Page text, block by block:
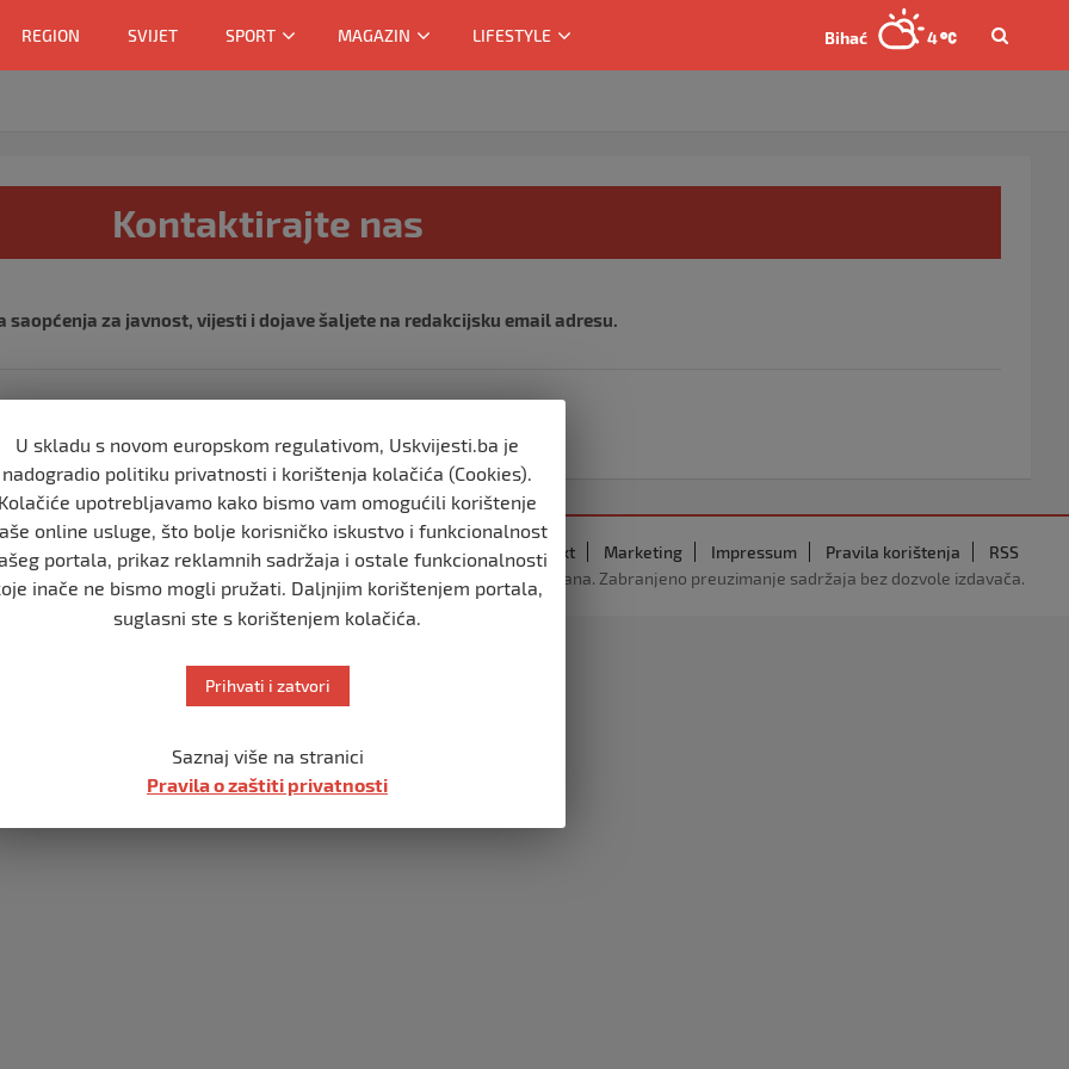
REGION SVIJET SPORT MAGAZIN LIFESTYLE Bihać 4
Kontaktirajte nas
saopćenja za javnost, vijesti i dojave šaljete na redakcijsku email adresu.
Kontakt Marketing Impressum Pravila korištenja
RSS
Sva prava zadržana. Zabranjeno preuzimanje sadržaja bez dozvole izdavača.
U skladu s novom europskom regulativom, Uskvijesti.ba je
nadogradio politiku privatnosti i korištenja kolačića (Cookies).
Kolačiće upotrebljavamo kako bismo vam omogućili korištenje
online usluge, što bolje korisničko iskustvo i funkcionalnost
portala, prikaz reklamnih sadržaja i ostale funkcionalnosti
inače ne bismo mogli pružati. Daljnjim korištenjem portala,
suglasni ste s korištenjem kolačića.
Prihvati i zatvori
Saznaj više na stranici
Pravila o zaštiti privatnosti